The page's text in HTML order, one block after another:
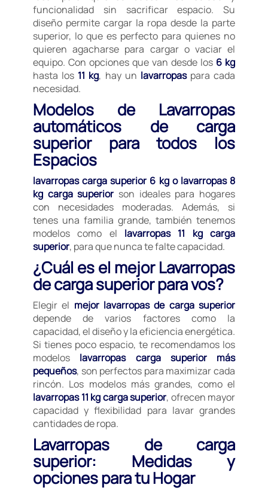
funcionalidad sin sacrificar espacio. Su
diseño permite cargar la ropa desde la parte
superior, lo que es perfecto para quienes no
quieren agacharse para cargar o vaciar el
equipo. Con opciones que van desde los 6 kg
hasta los 11 kg, hay un lavarropaspara cada
necesidad.
Modelos de Lavarropas
automáticos de carga
superior para todos los
Espacios
lavarropas carga superior 6 kg o lavarropas 8
kg carga superior son ideales para hogares
con necesidades moderadas. Además, si
tenes una familia grande, también tenemos
modelos como el lavarropas 11 kg carga
superior, para que nunca te falte capacidad.
¿Cuál es el mejor Lavarropas
de carga superior para vos?
Elegir el mejor lavarropas de carga superior
depende de varios factores como la
capacidad, el diseño y la eficiencia energética.
Si tienes poco espacio, te recomendamos los
modelos lavarropas carga superior más
pequeños, son perfectos para maximizar cada
rincón. Los modelos más grandes, como el
lavarropas 11 kg carga superior, ofrecen mayor
capacidad y flexibilidad para lavar grandes
cantidades de ropa.
Lavarropas de carga
superior: Medidas y
opciones para tu Hogar